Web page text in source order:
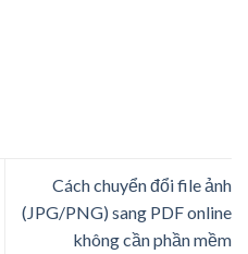
Cách chuyển đổi file ảnh
(JPG/PNG) sang PDF online
không cần phần mềm